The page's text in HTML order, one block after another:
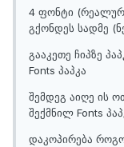
4 ფონტი
გქონდეს სადმე
გააკეთე ჩიპზე
Fonts პაპკა
შემდეგ აიღე ის
შექმნილ Fonts
დაკოპირება